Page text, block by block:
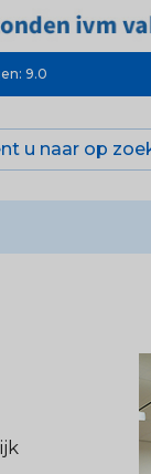
9.0